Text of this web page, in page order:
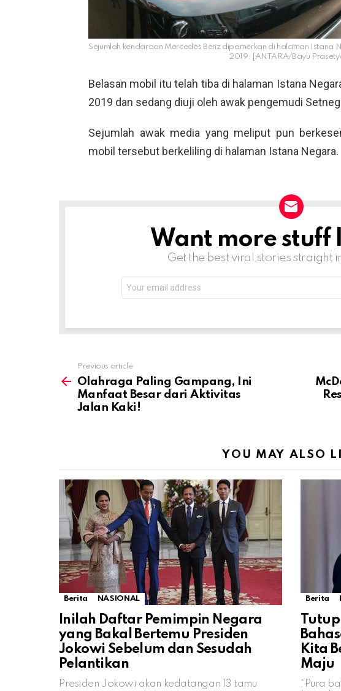
Sejumlah kendaraan Mercedes Benz dipamerkan di halaman Istana
2019. [ANTARA/Bayu
Belasan mobil itu telah tiba di halaman Istana
2019 dan sedang diuji oleh awak pengemudi
Sejumlah awak media yang meliput pun
mobil tersebut berkeliling di halaman Istana Negara.
NEWSLETTERWant more stuff
Get the best viral stories straight
address:
more
Previous article
Olahraga Paling Gampang, Ini
Manfaat Besar dari Aktivitas
Jalan Kaki!
YOU MAY ALSO
Berita NASIONAL
Inilah Daftar Pemimpin Negara
yang Bakal Bertemu Presiden
Jokowi Sebelum dan Sesudah
Pelantikan
Presiden Jokowi akan kedatangan 13 tamu
Berita
Kita
Maju
“Pura